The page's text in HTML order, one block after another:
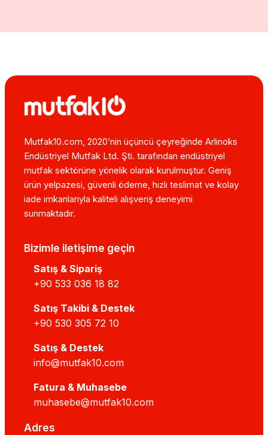
Mutfak10.com, 2020’nin üçüncü çeyreğinde Arlinoks
Endüstriyel Mutfak Ltd. Şti. tarafından endüstriyel
mutfak sektörüne yönelik olarak kurulmuştur. Geniş
ürün yelpazesi, güvenli ödeme, hızlı teslimat ve kolay
iade imkanlarıyla kaliteli alışveriş deneyimi
sunmaktadır.
Bizimle iletişime geçin
Satış & Sipariş
+90 533 036 18 82
Satış Takibi & Destek
+90 530 305 72 10
Satış & Destek
info@mutfak10.com
Fatura & Muhasebe
muhasebe@mutfak10.com
Adres